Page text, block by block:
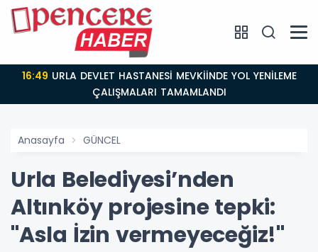
16:49
ÇALIŞMALARI TAMAMLANDI
Anasayfa GÜNCEL
Urla Belediyesi’nden
Altınköy projesine tepki:
"Asla İzin vermeyeceğiz!"